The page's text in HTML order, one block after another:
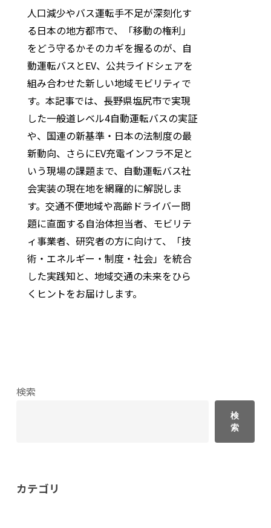
人口減少やバス運転手不足が深刻化す
る日本の地方都市で、「移動の権利」
をどう守るか――そのカギを握るのが、自
動運転バスとEV、公共ライドシェアを
組み合わせた新しい地域モビリティで
す。本記事では、長野県塩尻市で実現
した一般道レベル4自動運転バスの実証
や、国連の新基準・日本の法制度の最
新動向、さらにEV充電インフラ不足と
いう現場の課題まで、自動運転バス社
会実装の現在地を網羅的に解説しま
す。交通不便地域や高齢ドライバー問
題に直面する自治体担当者、モビリテ
ィ事業者、研究者の方に向けて、「技
術・エネルギー・制度・社会」を統合
した実践知と、地域交通の未来をひら
くヒントをお届けします。
検索
検
索
カテゴリ